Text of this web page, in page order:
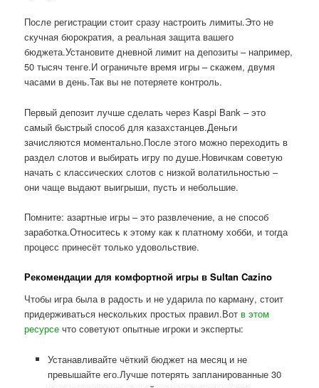
После регистрации стоит сразу настроить лимиты.Это не
скучная бюрократия, а реальная защита вашего
бюджета.Установите дневной лимит на депозиты – например,
50 тысяч тенге.И ограничьте время игры – скажем, двумя
часами в день.Так вы не потеряете контроль.
Первый депозит лучше сделать через Kaspi Bank – это
самый быстрый способ для казахстанцев.Деньги
зачисляются моментально.После этого можно переходить в
раздел слотов и выбирать игру по душе.Новичкам советую
начать с классических слотов с низкой волатильностью –
они чаще выдают выигрыши, пусть и небольшие.
Помните: азартные игры – это развлечение, а не способ
заработка.Относитесь к этому как к платному хобби, и тогда
процесс принесёт только удовольствие.
Рекомендации для комфортной игры в Sultan Cazino
Чтобы игра была в радость и не ударила по карману, стоит
придерживаться нескольких простых правил.Вотв этом
ресурсе что советуют опытные игроки и эксперты:
Устанавливайте чёткий бюджет на месяц и не
превышайте его.Лучше потерять запланированные 30